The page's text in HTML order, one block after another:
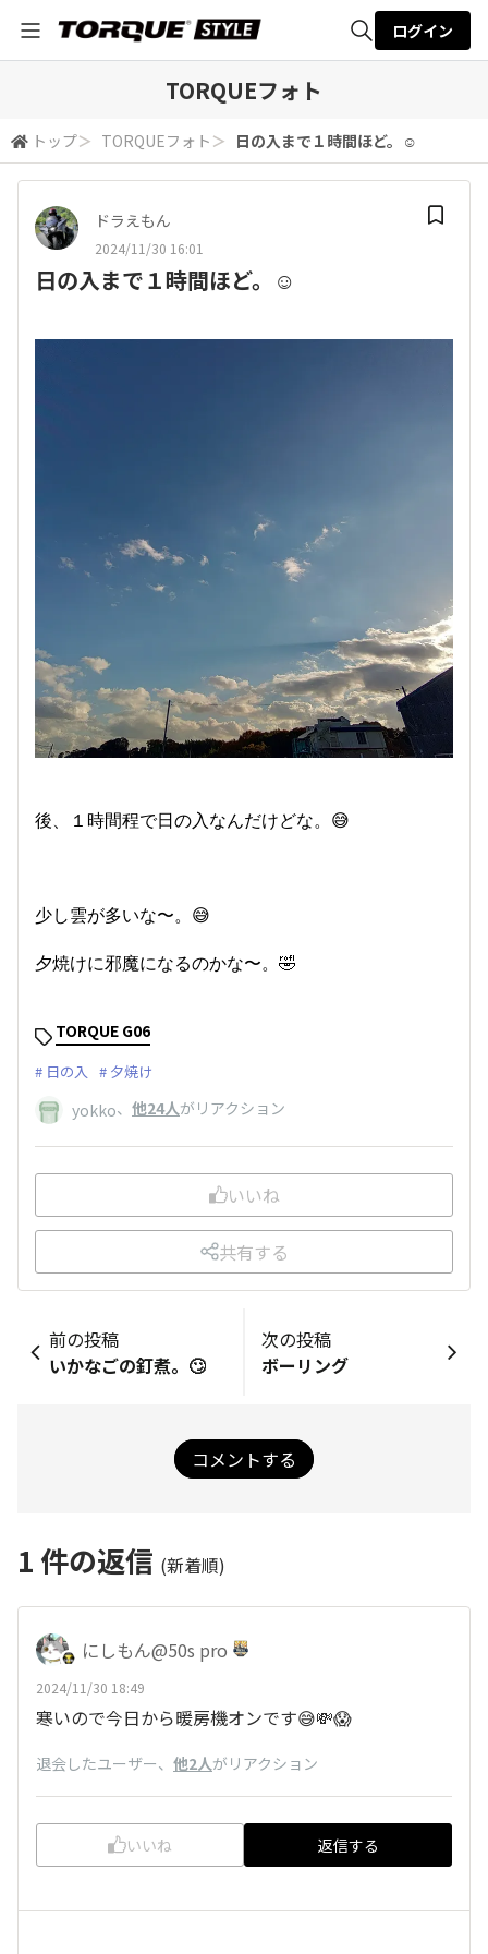
検索
ログイン
TORQUEフォト
トップ＞ TORQUEフォト ＞ 日の入まで１時間ほど。☺️
ドラえもん
2024/11/30 16:01
日の入まで１時間ほど。☺️
後、１時間程で日の入なんだけどな。😅
少し雲が多いな〜。😅
夕焼けに邪魔になるのかな〜。🤣
TORQUE G06
日の入 夕焼け
yokko、 他24人がリアクション
いいね
共有する
前の投稿
いかなごの釘煮。🙄
次の投稿
ボーリング
コメントする
1 件の返信 (新着順)
にしもん@50s pro
2024/11/30 18:49
寒いので今日から暖房機オンです😅💸😱
退会したユーザー、 他2人がリアクション
いいね 返信する